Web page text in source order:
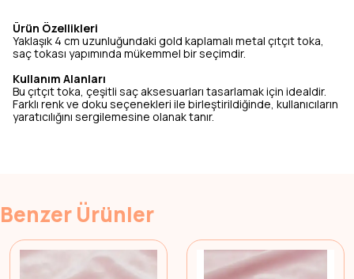
Ürün Özellikleri
Yaklaşık 4 cm uzunluğundaki gold kaplamalı metal çıtçıt toka,
saç tokası yapımında mükemmel bir seçimdir.
Kullanım Alanları
Bu çıtçıt toka, çeşitli saç aksesuarları tasarlamak için idealdir.
Farklı renk ve doku seçenekleri ile birleştirildiğinde, kullanıcıların
yaratıcılığını sergilemesine olanak tanır.
Benzer Ürünler